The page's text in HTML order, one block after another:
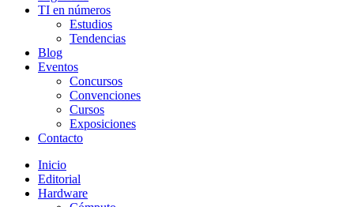
TI en números
Estudios
Tendencias
Blog
Eventos
Concursos
Convenciones
Cursos
Exposiciones
Contacto
Inicio
Editorial
Hardware